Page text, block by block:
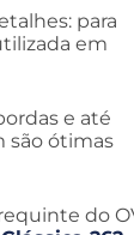
para
em
e até
são ótimas
do